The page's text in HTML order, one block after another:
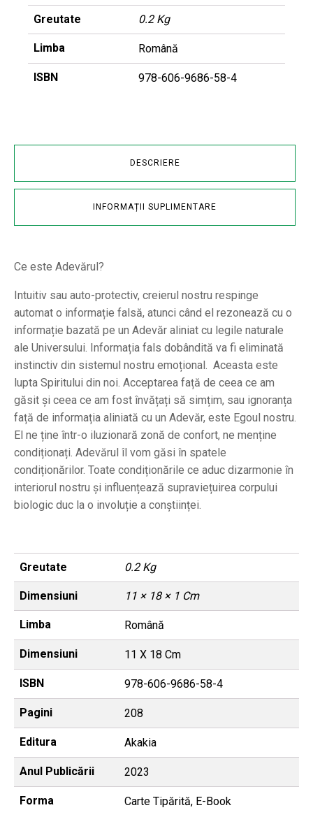
Greutate 0.2 Kg
Limba Română
ISBN 978-606-9686-58-4
DESCRIERE
INFORMAȚII SUPLIMENTARE
Ce este Adevărul?
Intuitiv sau auto-protectiv, creierul nostru respinge
automat o informație falsă, atunci când el rezonează cu o
informație bazată pe un Adevăr aliniat cu legile naturale
ale Universului. Informația fals dobândită va fi eliminată
instinctiv din sistemul nostru emoțional. Aceasta este
lupta Spiritului din noi. Acceptarea față de ceea ce am
găsit și ceea ce am fost învățați să simțim, sau ignoranța
față de informația aliniată cu un Adevăr, este Egoul nostru.
El ne ține într-o iluzionară zonă de confort, ne menține
condiționați. Adevărul îl vom găsi în spatele
condiționărilor. Toate condiționările ce aduc dizarmonie în
interiorul nostru și influențează supraviețuirea corpului
biologic duc la o involuție a conștiinței.
Greutate 0.2 Kg
Dimensiuni 11 × 18 × 1 Cm
Limba Română
Dimensiuni 11 X 18 Cm
ISBN 978-606-9686-58-4
Pagini 208
Editura Akakia
Anul Publicării 2023
Forma Carte Tipărită, E-Book